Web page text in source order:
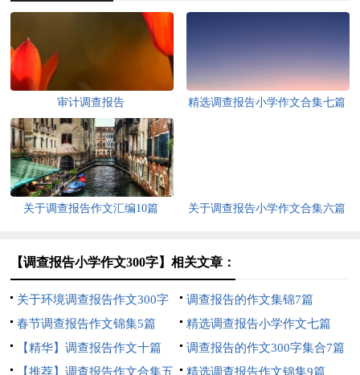
审计调查报告 精选调查报告小学作文合集七篇
关于调查报告作文汇编10篇 关于调查报告小学作文合集六篇
【调查报告小学作文300字】相关文章：
关于环境调查报告作文300字
十篇
调查报告的作文集锦7篇
春节调查报告作文锦集5篇
精选调查报告小学作文七篇
【精华】调查报告作文十篇
调查报告的作文300字集合7篇
【推荐】调查报告作文合集五
精选调查报告作文锦集9篇